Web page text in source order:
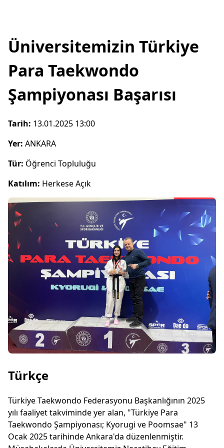
Üniversitemizin Türkiye
Para Taekwondo
Şampiyonası Başarısı
Tarih: 13.01.2025 13:00
Yer: ANKARA
Tür: Öğrenci Topluluğu
Katılım: Herkese Açık
Türkçe
Türkiye Taekwondo Federasyonu Başkanlığının 2025
yılı faaliyet takviminde yer alan, "Türkiye Para
Taekwondo Şampiyonası; Kyorugi ve Poomsae" 13
Ocak 2025 tarihinde Ankara'da düzenlenmiştir.